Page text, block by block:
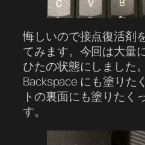
悔しいので接点復活剤
てみます。今回は大量
ひたの状態にしました
Backspace にも塗りた
トの裏面にも塗りたく
す。